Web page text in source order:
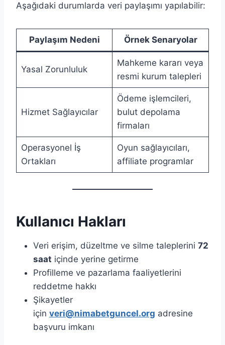
Aşağıdaki durumlarda veri paylaşımı yapılabilir:
Paylaşım Nedeni Örnek Senaryolar
Yasal Zorunluluk
Mahkeme kararı veya
resmi kurum talepleri
Hizmet Sağlayıcılar
Ödeme işlemcileri,
bulut depolama
firmaları
Operasyonel İş
Ortakları
Oyun sağlayıcıları,
affiliate programlar
Kullanıcı Hakları
Veri erişim, düzeltme ve silme taleplerini 72
saat içinde yerine getirme
Profilleme ve pazarlama faaliyetlerini
reddetme hakkı
Şikayetler
için veri@nimabetguncel.org adresine
başvuru imkanı